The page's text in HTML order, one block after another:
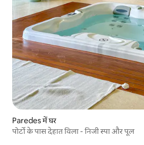
Paredes में घर
पोर्टो के पास देहात विला - निजी स्पा और पूल